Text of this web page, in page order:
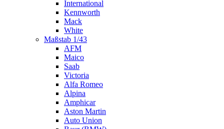
International
Kennworth
Mack
White
Maßstab 1/43
AFM
Maico
Saab
Victoria
Alfa Romeo
Alpina
Amphicar
Aston Martin
Auto Union